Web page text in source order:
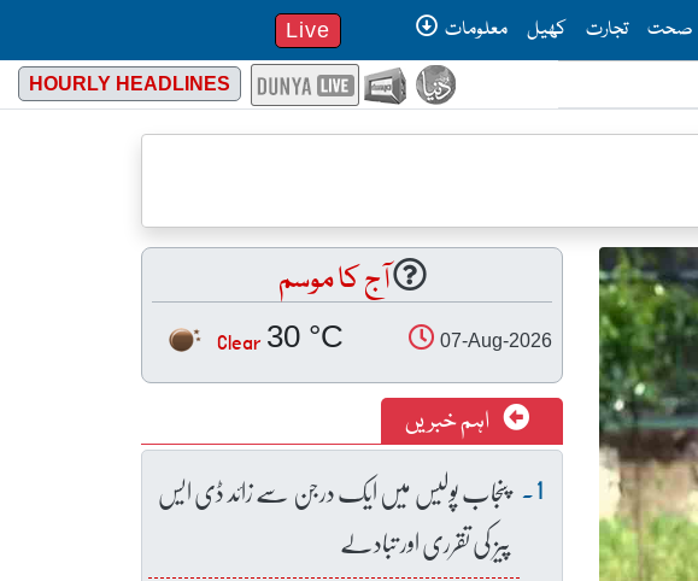
صحت تجارت کھیل معلومات Live
HOURLY HEADLINES
آج کا موسم
07-Aug-2026
30 °C
Clear
اہم خبریں
پنجاب پولیس میں ایک درجن سے زائد ڈی ایس
پیز کی تقرری اور تبادلے